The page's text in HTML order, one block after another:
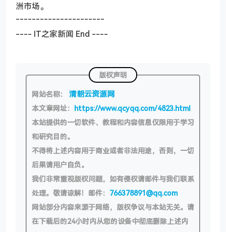
洲市场。
----------------------
---- IT之家新闻 End ----
版权声明
网站名称： 清朝云资源网
本文章网址： https://www.qcyqq.com/4823.html
本站提供的一切软件、教程和内容信息仅限用于学习
和研究目的。
不得将上述内容用于商业或者非法用途，否则，一切
后果请用户自负。
我们非常重视版权问题，如有侵权请邮件与我们联系
处理。敬请谅解！邮件： 766378891@qq.com
网站部分内容来源于网络，版权争议与本站无关。请
在下载后的24小时内从您的设备中彻底删除上述内